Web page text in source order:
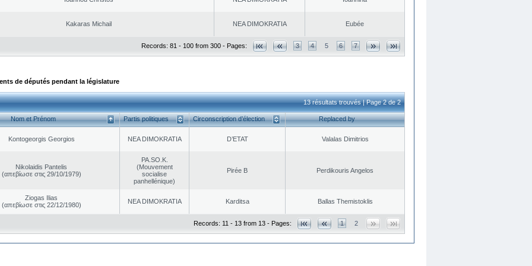
Kakaras Michail NEA DΙMOKRATIA Eubée
Records: 81 - 100 from 300 - Pages: 3 4 5 6 7
de députés pendant la législature
13 résultats trouvés | Page 2 de 2
Nom et Prénom Partis politiques Circonscription d’élection Replaced by
Kontogeorgis Georgios NEA DΙMOKRATIA D’ETAT Valalas Dimitrios
Nikolaidis Pantelis
(απεβίωσε στις 29/10/1979)
PA.SO.K.
(Mouvement
socialise
panhellénique)
Pirée B Perdikouris Angelos
Ziogas Ilias
(απεβίωσε στις 22/12/1980)
NEA DΙMOKRATIA Karditsa Ballas Themistoklis
Records: 11 - 13 from 13 - Pages: 1 2